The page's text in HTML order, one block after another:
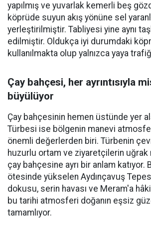
yapılmış ve yuvarlak kemerli beş
köprüde suyun akış yönüne sel
yerleştirilmiştir. Tabliyesi yine aynı
edilmiştir. Oldukça iyi durumdaki
kullanılmakta olup yalnızca yaya
Çay bahçesi, her ayrıntısıyla
büyülüyor
Çay bahçesinin hemen üstünde yer
Türbesi ise bölgenin manevi
önemli değerlerden biri. Türbenin
huzurlu ortam ve ziyaretçilerin uğrak
çay bahçesine ayrı bir anlam katıyor.
ötesinde yükselen Aydınçavuş
dokusu, serin havası ve Meram'a
bu tarihi atmosferi doğanın eşsiz
tamamlıyor.